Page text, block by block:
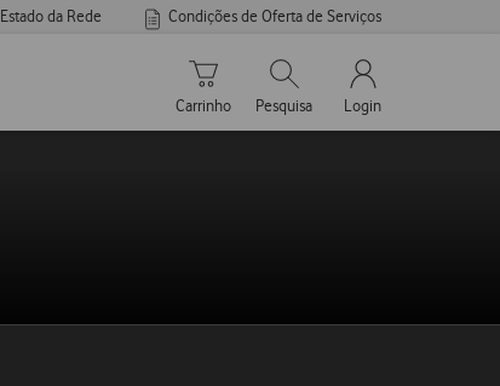
Estado da Rede Condições de Oferta de Serviços
Carrinho de compras
Carrinho
Pesquisar
Pesquisa
My Vodafone
Login